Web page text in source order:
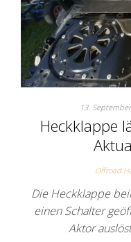
13.
Heckklappe
Offroad
Die Heckklappe
einen Schalter
Aktor